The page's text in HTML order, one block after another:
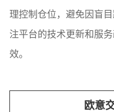
理控制仓位，避免因盲
注平台的技术更新和服
效。
欧意